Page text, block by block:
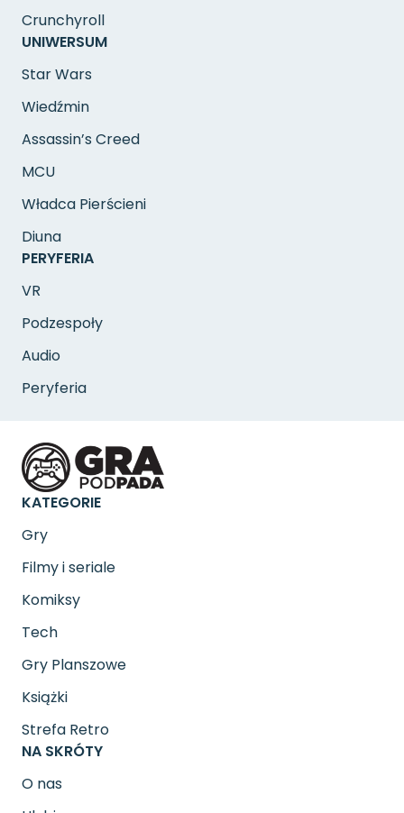
Crunchyroll
UNIWERSUM
Star Wars
Wiedźmin
Assassin’s Creed
MCU
Władca Pierścieni
Diuna
PERYFERIA
VR
Podzespoły
Audio
Peryferia
KATEGORIE
Gry
Filmy i seriale
Komiksy
Tech
Gry Planszowe
Książki
Strefa Retro
NA SKRÓTY
O nas